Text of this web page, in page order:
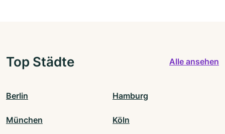
Top Städte Alle ansehen
Berlin Hamburg
München Köln